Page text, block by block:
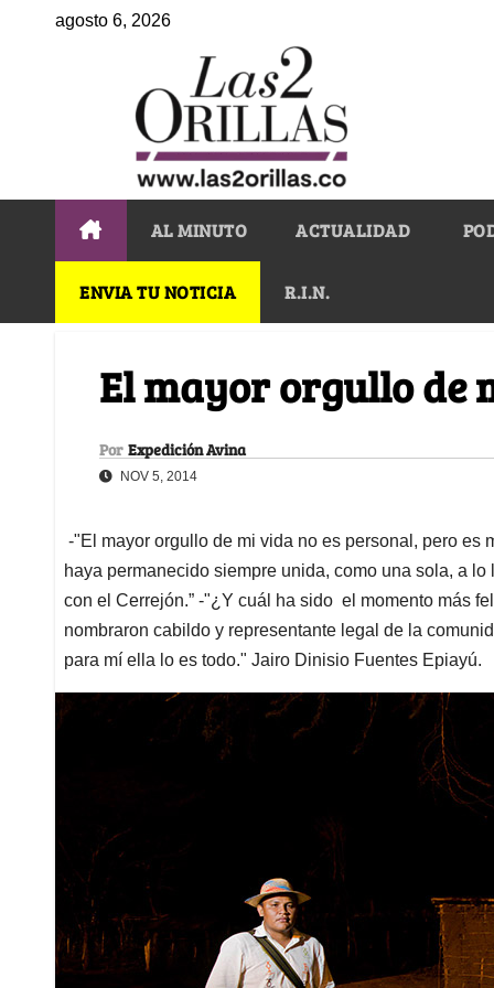
agosto 6, 2026
AL MINUTO ACTUALIDAD
ENVIA TU NOTICIA R.I.N.
El mayor orgullo de
Por Expedición Avina
NOV 5, 2014
-"El mayor orgullo de mi vida no es personal, pero es
haya permanecido siempre unida, como una sola, a
con el Cerrejón.” -"¿Y cuál ha sido el momento más
nombraron cabildo y representante legal de la
para mí ella lo es todo." Jairo Dinisio Fuentes